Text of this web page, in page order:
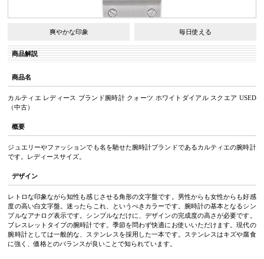
爽やかな印象 毎日使える
商品解説
商品名
カルティエ レディース ブランド腕時計 クォーツ ホワイトダイアル スクエア USED
（中古）
概要
ジュエリーやファッションでも名を馳せた腕時計ブランドであるカルティエの腕時計
です。レディースサイズ。
デザイン
レトロな印象ながら知性も感じさせる角形の文字盤です。男性からも女性からも好感
度の高い白文字盤。迷ったらこれ、というべきカラーです。腕時計の基本となるシン
プルなアナログ表示です。シンプルなだけに、デザインの完成度の高さが必要です。
ブレスレットタイプの腕時計です。季節を問わず快適にお使いいただけます。現代の
腕時計としては一般的な、ステンレスを採用した一本です。ステンレスはキズや腐食
に強く、価格とのバランスが良いことで知られています。